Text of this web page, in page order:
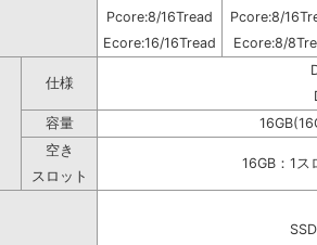
Pcore:8/16Tread
Pcore:8/
Ecore:16/16Tread
Ecore:8/
仕様
容量
空き
16GB：1
スロット